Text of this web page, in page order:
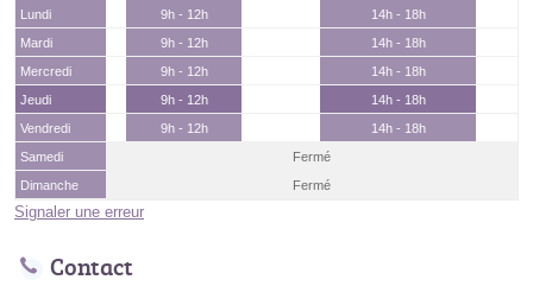
Lundi 9h - 12h
14h - 18h
Mardi
9h - 12h
14h - 18h
Mercredi
9h - 12h
14h - 18h
Jeudi
9h - 12h
14h - 18h
Vendredi
9h - 12h
14h - 18h
Samedi
Fermé
Dimanche
Fermé
Signaler une erreur
Contact